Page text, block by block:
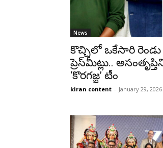
News
కొచ్చిలో ఒకేసారి
ప్రెస్‌మీట్లు..
‘కొరగజ్జ’ టీం
kiran content - January 29, 2026